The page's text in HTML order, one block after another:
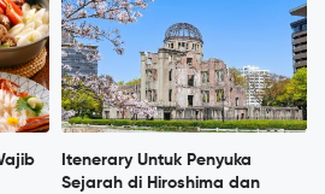
Itenerary Untuk Penyuka
Sejarah di Hiroshima dan